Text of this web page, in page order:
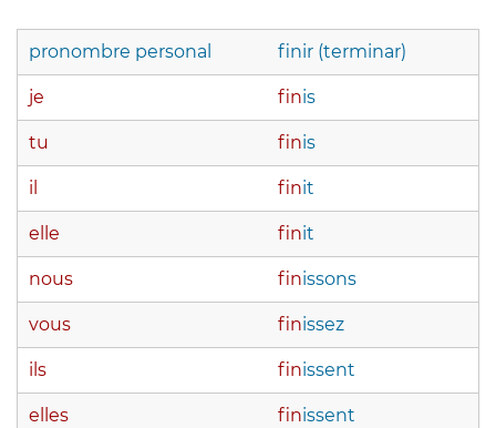
pronombre personal finir (terminar)
je finis
tu finis
il finit
elle finit
nous finissons
vous finissez
ils finissent
elles finissent